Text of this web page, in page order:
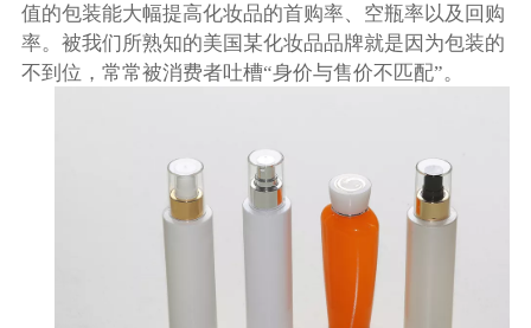
值的包装能大幅提高化妆品的首购率、空瓶率以及回购
率。被我们所熟知的美国某化妆品品牌就是因为包装的
不到位，常常被消费者吐槽“身价与售价不匹配”。